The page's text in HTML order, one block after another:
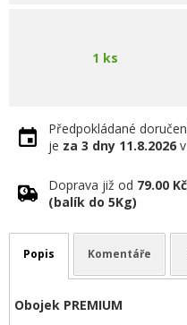
1 ks
Předpokládané
je za 3 dny 11.8.2026 v
Doprava již od 79.00 Kč
(balík do 5Kg)
Popis Komentáře
Obojek PREMIUM